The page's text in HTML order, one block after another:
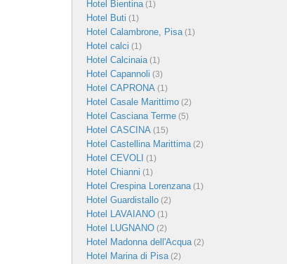
Hotel Bientina(1)
Hotel Buti (1)
Hotel Calambrone, Pisa(1)
Hotel calci (1)
Hotel Calcinaia(1)
Hotel Capannoli (3)
Hotel CAPRONA (1)
Hotel Casale Marittimo (2)
Hotel Casciana Terme (5)
Hotel CASCINA (15)
Hotel Castellina Marittima(2)
Hotel CEVOLI (1)
Hotel Chianni (1)
Hotel Crespina Lorenzana(1)
Hotel Guardistallo (2)
Hotel LAVAIANO (1)
Hotel LUGNANO (2)
Hotel Madonna dell'Acqua(2)
Hotel Marina di Pisa(2)